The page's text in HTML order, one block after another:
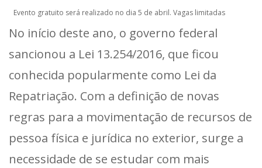
Evento gratuito será realizado no dia 5 de abril. Vagas limitadas
No início deste ano, o governo federal
sancionou a Lei 13.254/2016, que ficou
conhecida popularmente como Lei da
Repatriação. Com a definição de novas
regras para a movimentação de recursos de
pessoa física e jurídica no exterior, surge a
necessidade de se estudar com mais